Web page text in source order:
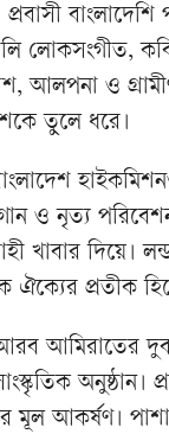
প্রবাসী
লোকসংগীত,
আলপনা ও
তুলে ধরে।
গান ও নৃত্য
খাবার দিয়ে।
ঐক্যের প্রতীক
আমিরাতের
অনুষ্ঠান।
মূল আকর্ষণ।